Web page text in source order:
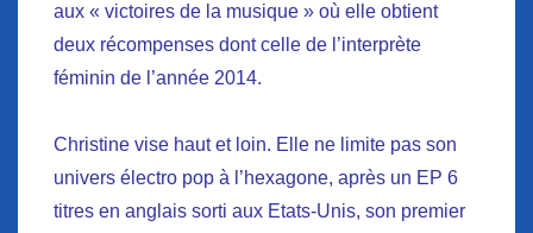
aux « victoires de la musique » où elle obtient
deux récompenses dont celle de l’interprète
féminin de l’année 2014.
Christine vise haut et loin. Elle ne limite pas son
univers électro pop à l’hexagone, après un EP 6
titres en anglais sorti aux Etats-Unis, son premier